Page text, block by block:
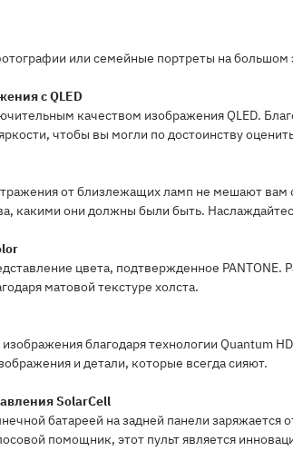
или семейные портреты на
с QLED
качеством изображения QLED.
чтобы вы могли по достоинству
от близлежащих ламп не мешают
какими они должны были быть.
цвета, подтвержденное
матовой текстуре холста.
благодаря технологии Quantum
и детали, которые всегда сияют.
SolarCell
батареей на задней панели
помощник, этот пульт является